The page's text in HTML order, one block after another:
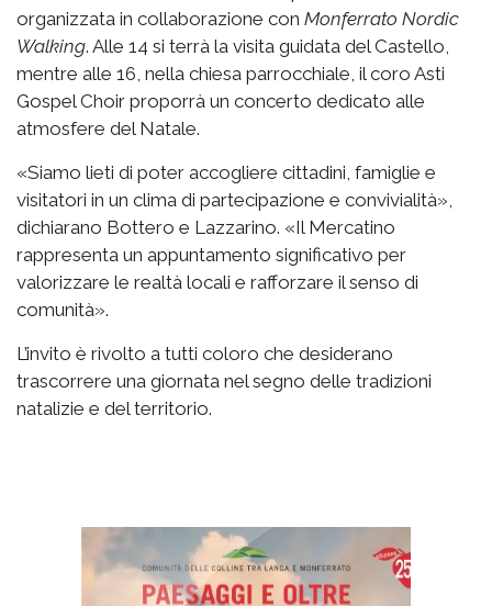
organizzata in collaborazione con Monferrato Nordic
Walking. Alle 14 si terrà la visita guidata del Castello,
mentre alle 16, nella chiesa parrocchiale, il coro Asti
Gospel Choir proporrà un concerto dedicato alle
atmosfere del Natale.
«Siamo lieti di poter accogliere cittadini, famiglie e
visitatori in un clima di partecipazione e convivialità»,
dichiarano Bottero e Lazzarino. «Il Mercatino
rappresenta un appuntamento significativo per
valorizzare le realtà locali e rafforzare il senso di
comunità».
L’invito è rivolto a tutti coloro che desiderano
trascorrere una giornata nel segno delle tradizioni
natalizie e del territorio.